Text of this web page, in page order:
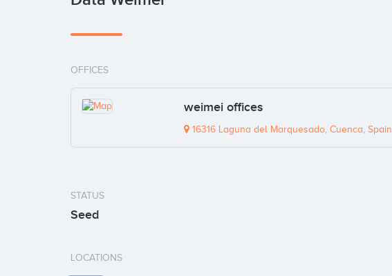
OFFICES
weimei offices
16316 Laguna del Marquesado, Cuenca, Spain
STATUS
Seed
LOCATIONS